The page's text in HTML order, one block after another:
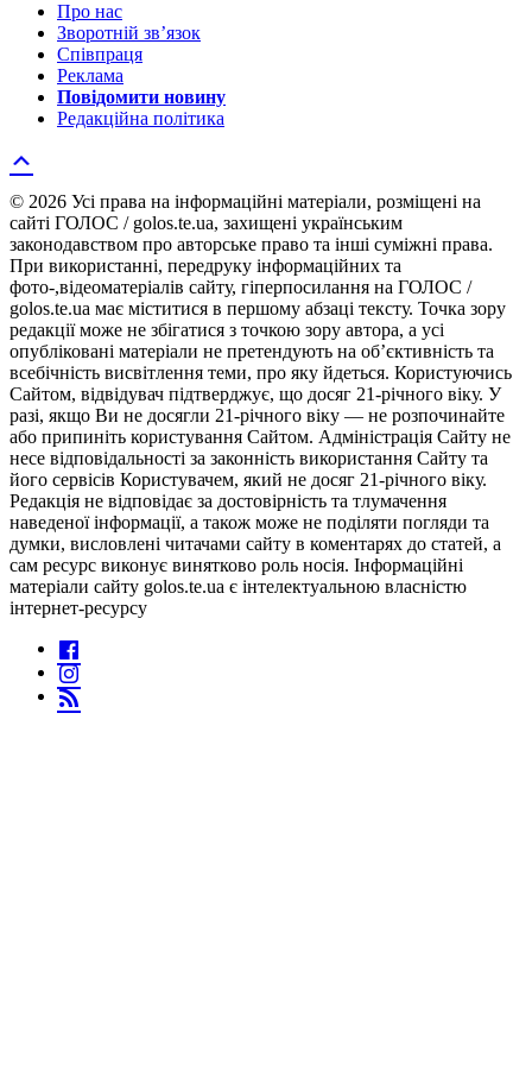
Про нас
Зворотній зв’язок
Співпраця
Реклама
Повідомити новину
Редакційна політика
© 2026 Усі права на інформаційні матеріали, розміщені на
сайті ГОЛОС / golos.te.ua, захищені українським
законодавством про авторське право та інші суміжні права.
При використанні, передруку інформаційних та
фото-,відеоматеріалів сайту, гіперпосилання на ГОЛОС /
golos.te.ua має міститися в першому абзаці тексту. Точка зору
редакції може не збігатися з точкою зору автора, а усі
опубліковані матеріали не претендують на об’єктивність та
всебічність висвітлення теми, про яку йдеться. Користуючись
Сайтом, відвідувач підтверджує, що досяг 21-річного віку. У
разі, якщо Ви не досягли 21-річного віку — не розпочинайте
або припиніть користування Сайтом. Адміністрація Сайту не
несе відповідальності за законність використання Сайту та
його сервісів Користувачем, який не досяг 21-річного віку.
Редакція не відповідає за достовірність та тлумачення
наведеної інформації, а також може не поділяти погляди та
думки, висловлені читачами сайту в коментарях до статей, а
сам ресурс виконує винятково роль носія. Інформаційні
матеріали сайту golos.te.ua є інтелектуальною власністю
інтернет-ресурсу